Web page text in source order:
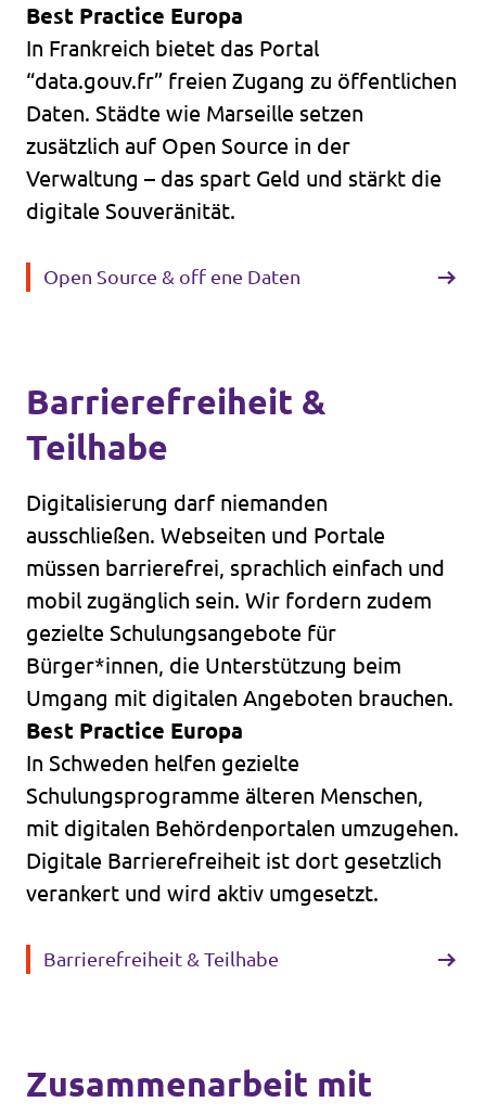
Best Practice Europa
In Frankreich bietet das Portal
“data.gouv.fr” freien Zugang zu öffentlichen
Daten. Städte wie Marseille setzen
zusätzlich auf Open Source in der
Verwaltung – das spart Geld und stärkt die
digitale Souveränität.
Open Source & off ene Daten
Barrierefreiheit &
Teilhabe
Digitalisierung darf niemanden
ausschließen. Webseiten und Portale
müssen barrierefrei, sprachlich einfach und
mobil zugänglich sein. Wir fordern zudem
gezielte Schulungsangebote für
Bürger*innen, die Unterstützung beim
Umgang mit digitalen Angeboten brauchen.
Best Practice Europa
In Schweden helfen gezielte
Schulungsprogramme älteren Menschen,
mit digitalen Behördenportalen umzugehen.
Digitale Barrierefreiheit ist dort gesetzlich
verankert und wird aktiv umgesetzt.
Barrierefreiheit & Teilhabe
Zusammenarbeit mit